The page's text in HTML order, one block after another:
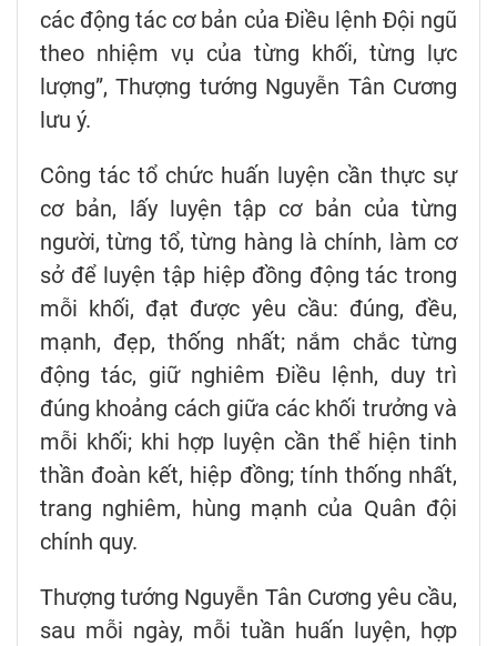
các động tác cơ bản của Điều lệnh Đội ngũ
theo nhiệm vụ của từng khối, từng lực
lượng”, Thượng tướng Nguyễn Tân Cương
lưu ý.
Công tác tổ chức huấn luyện cần thực sự
cơ bản, lấy luyện tập cơ bản của từng
người, từng tổ, từng hàng là chính, làm cơ
sở để luyện tập hiệp đồng động tác trong
mỗi khối, đạt được yêu cầu: đúng, đều,
mạnh, đẹp, thống nhất; nắm chắc từng
động tác, giữ nghiêm Điều lệnh, duy trì
đúng khoảng cách giữa các khối trưởng và
mỗi khối; khi hợp luyện cần thể hiện tinh
thần đoàn kết, hiệp đồng; tính thống nhất,
trang nghiêm, hùng mạnh của Quân đội
chính quy.
Thượng tướng Nguyễn Tân Cương yêu cầu,
sau mỗi ngày, mỗi tuần huấn luyện, hợp